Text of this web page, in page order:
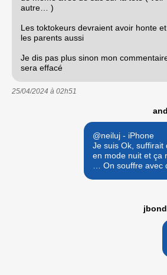
autre… )
Les toktokeurs devraient avoir honte et
les parents aussi
Je dis pas plus sinon mon
sera effacé
25/04/2024 à 02h51
@neiluj - iPhone
Je suis Ok,
en mode nuit et ça
… On souffre avec